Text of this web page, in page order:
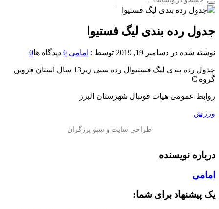
جدول رده بندی لیگ فستیوا
نوشته شده در دسامبر 19, 2019 توسط : امامی 0 دیدگاه ها0
جدول رده بندی لیگ فستیوال رده سنی زیر13 سال استان قزوین
گروه C
روابط عمومی هیات فوتبال شهرستان البرز
ورزش
درباره نویسنده
امامی
یک پیشنهاد برای شما: